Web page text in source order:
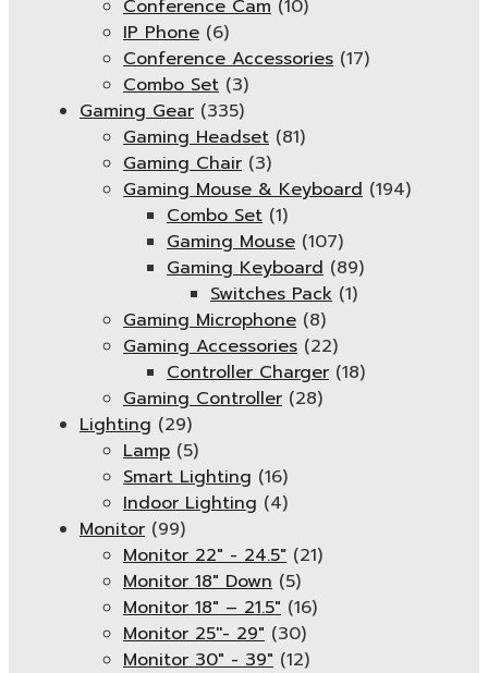
Conference Cam (10)
IP Phone (6)
Conference Accessories (17)
Combo Set (3)
Gaming Gear (335)
Gaming Headset (81)
Gaming Chair (3)
Gaming Mouse & Keyboard (194)
Combo Set (1)
Gaming Mouse (107)
Gaming Keyboard (89)
Switches Pack (1)
Gaming Microphone (8)
Gaming Accessories (22)
Controller Charger (18)
Gaming Controller (28)
Lighting (29)
Lamp (5)
Smart Lighting (16)
Indoor Lighting (4)
Monitor (99)
Monitor 22" - 24.5" (21)
Monitor 18" Down (5)
Monitor 18″ – 21.5″ (16)
Monitor 25''- 29" (30)
Monitor 30" - 39" (12)